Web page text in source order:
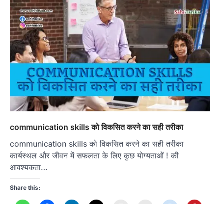
communication skills को विकसित करने का सही तरीका
communication skills को विकसित करने का सही तरीका
कार्यस्थल और जीवन में सफलता के लिए कुछ योग्यताओं ! की
आवश्यकता…
Share this: